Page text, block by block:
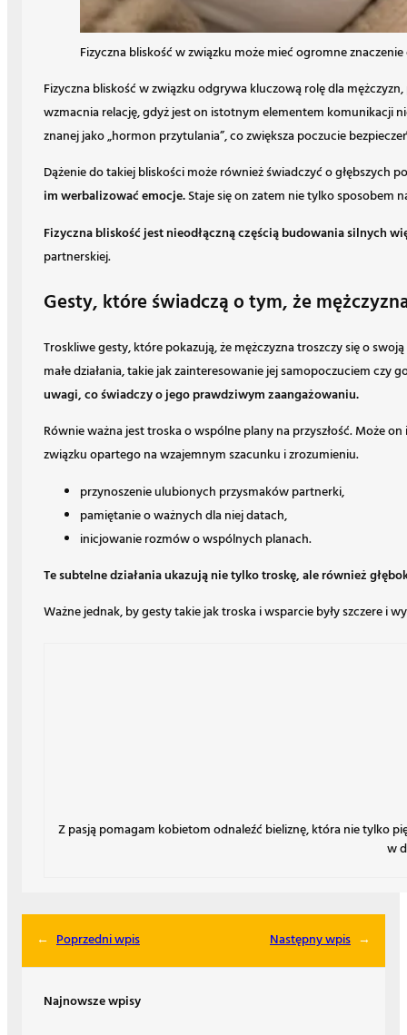
Fizyczna bliskość w związku może mieć ogromne
Fizyczna bliskość w związku odgrywa kluczową rolę dla
wzmacnia relację, gdyż jest on istotnym elementem komunikacji
znanej jako „hormon przytulania”, co zwiększa poczucie
Dążenie do takiej bliskości może również świadczyć o
im werbalizować emocje.Staje się on zatem nie tylko sposobem
Fizyczna bliskość jest nieodłączną częścią budowania silnych
partnerskiej.
Gesty, które świadczą o tym, że
Troskliwe gesty, które pokazują, że mężczyzna troszczy się o
małe działania, takie jak zainteresowanie jej samopoczuciem
uwagi, co świadczy o jego prawdziwym zaangażowaniu.
Równie ważna jest troska o wspólne plany na przyszłość. Może
związku opartego na wzajemnym szacunku i zrozumieniu.
przynoszenie ulubionych przysmaków partnerki,
pamiętanie o ważnych dla niej datach,
inicjowanie rozmów o wspólnych planach.
Te subtelne działania ukazują nie tylko troskę, ale również
Ważne jednak, by gesty takie jak troska i wsparcie były szczere i
Z pasją pomagam kobietom odnaleźć bieliznę, która nie tylko
w
← Poprzedni wpis Następny wpis →
Najnowsze wpisy